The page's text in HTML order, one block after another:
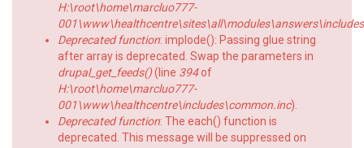
H:\root\home\marcluo777-
Deprecated function: implode(): Passing glue string
after array is deprecated. Swap the parameters in
drupal_get_feeds()(line 394of
H:\root\home\marcluo777-
001\www\healthcentre\includes\common.inc).
Deprecated function: The each() function is
deprecated. This message will be suppressed on